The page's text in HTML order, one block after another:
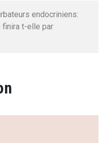
endocriniens:
finira t-elle par